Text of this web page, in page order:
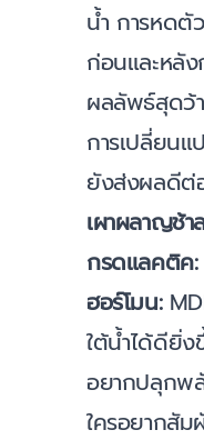
น้ำ การหดตั
ก่อนและหลัง
ผลลัพธ์สุดว้
การเปลี่ยน
ยังส่งผลดีต่
เผาผลาญช้า
กรดแลคติค:
ฮอร์โมน:
ใต้น้ำได้ดียิ่ง
อยากปลุกพ
ใครอยากสั